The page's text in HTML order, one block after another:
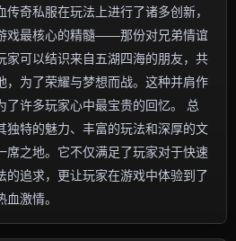
奇私服在玩法上进行了诸多创新，
戏最核心的精髓——那份对兄弟情谊
家可以结识来自五湖四海的朋友，共
，为了荣耀与梦想而战。这种并肩作
了许多玩家心中最宝贵的回忆。 总
独特的魅力、丰富的玩法和深厚的文
席之地。它不仅满足了玩家对于快速
的追求，更让玩家在游戏中体验到了
激情。